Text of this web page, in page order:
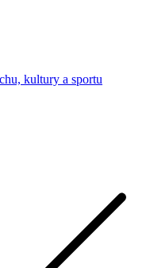
kultury a sportu